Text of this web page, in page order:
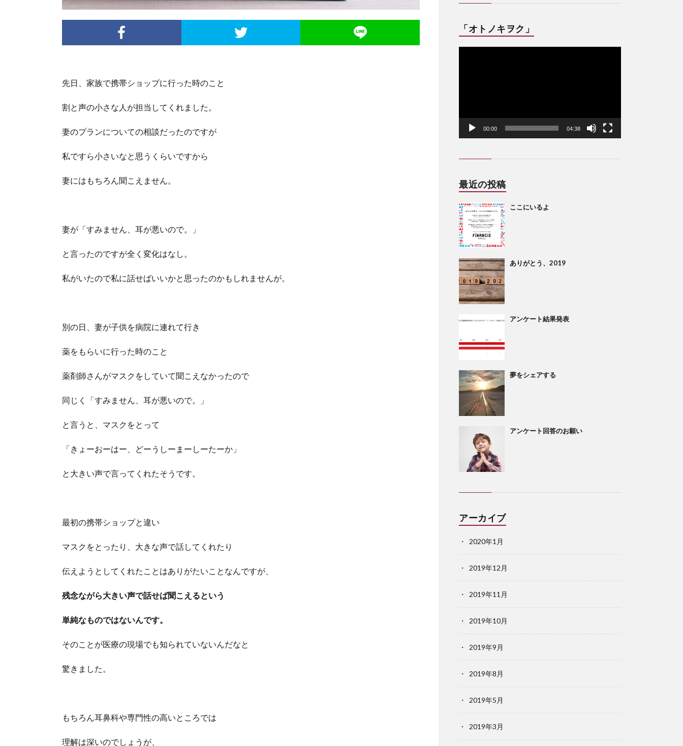
先日、家族で携帯ショップに行った時のこと
割と声の小さな人が担当してくれました。
妻のプランについての相談だったのですが
私ですら小さいなと思うくらいですから
妻にはもちろん聞こえません。
妻が「すみません、耳が悪いので。」
と言ったのですが全く変化はなし。
私がいたので私に話せばいいかと思ったのかもしれませんが。
別の日、妻が子供を病院に連れて行き
薬をもらいに行った時のこと
薬剤師さんがマスクをしていて聞こえなかったので
同じく「すみません、耳が悪いので。」
と言うと、マスクをとって
「きょーおーはー、どーうしーまーしーたーか」
と大きい声で言ってくれたそうです。
最初の携帯ショップと違い
マスクをとったり、大きな声で話してくれたり
伝えようとしてくれたことはありがたいことなんですが、
残念ながら大きい声で話せば聞こえるという
単純なものではないんです。
そのことが医療の現場でも知られていないんだなと
驚きました。
もちろん耳鼻科や専門性の高いところでは
理解は深いのでしょうが、
「オトノキヲク」
動
00:00 04:38
最近の投稿
ここにいるよ
ありがとう、2019
アンケート結果発表
夢をシェアする
アンケート回答のお願い
アーカイブ
2020年1月
2019年12月
2019年11月
2019年10月
2019年9月
2019年8月
2019年5月
2019年3月